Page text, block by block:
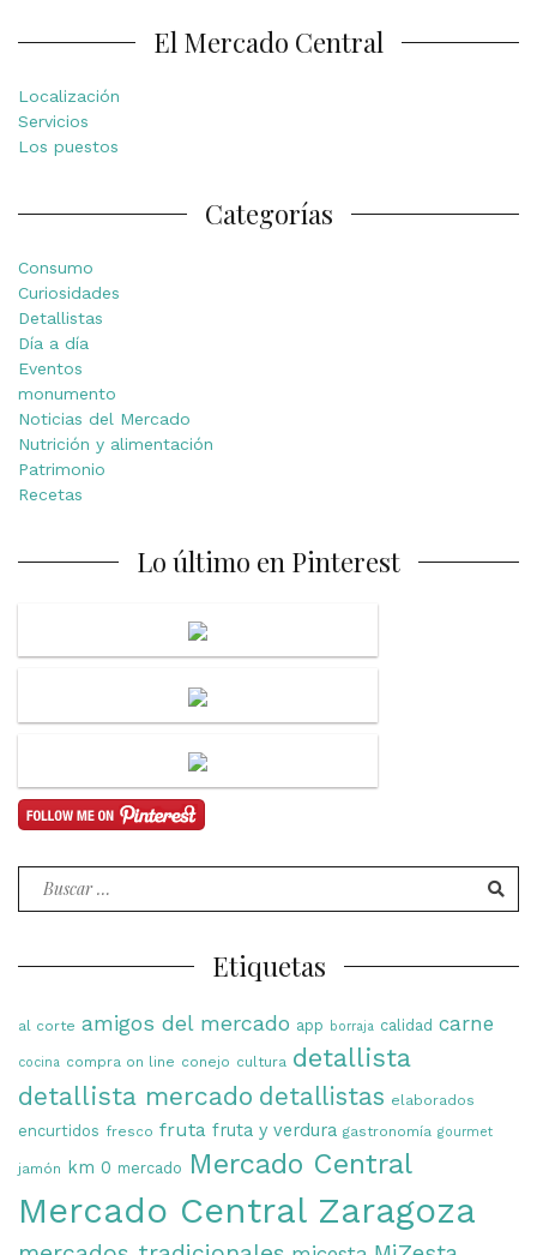
El Mercado Central
Localización
Servicios
Los puestos
Categorías
Consumo
Curiosidades
Detallistas
Día a día
Eventos
monumento
Noticias del Mercado
Nutrición y alimentación
Patrimonio
Recetas
Lo último en Pinterest
Buscar
Etiquetas
al corte amigos del mercado app borraja calidad carne
cocina compra on line conejo cultura detallista
detallista mercado detallistas elaborados
encurtidos fresco fruta fruta y verdura gastronomía gourmet
jamón km 0 mercado Mercado Central
Mercado Central Zaragoza